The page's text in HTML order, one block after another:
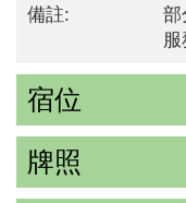
備註:
部
服
宿位
牌照